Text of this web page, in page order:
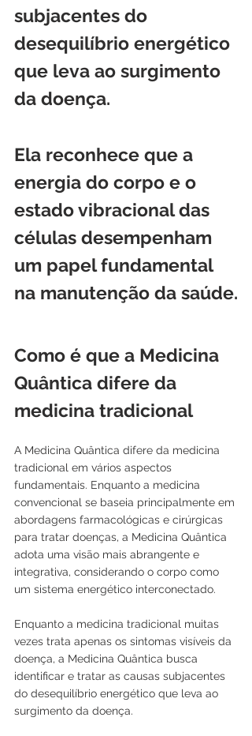
subjacentes do
desequilíbrio energético
que leva ao surgimento
da doença.
Ela reconhece que a
energia do corpo e o
estado vibracional das
células desempenham
um papel fundamental
na manutenção da saúde.
Como é que a Medicina
Quântica difere da
medicina tradicional
A Medicina Quântica difere da medicina
tradicional em vários aspectos
fundamentais. Enquanto a medicina
convencional se baseia principalmente em
abordagens farmacológicas e cirúrgicas
para tratar doenças, a Medicina Quântica
adota uma visão mais abrangente e
integrativa, considerando o corpo como
um sistema energético interconectado.
Enquanto a medicina tradicional muitas
vezes trata apenas os sintomas visíveis da
doença, a Medicina Quântica busca
identificar e tratar as causas subjacentes
do desequilíbrio energético que leva ao
surgimento da doença.